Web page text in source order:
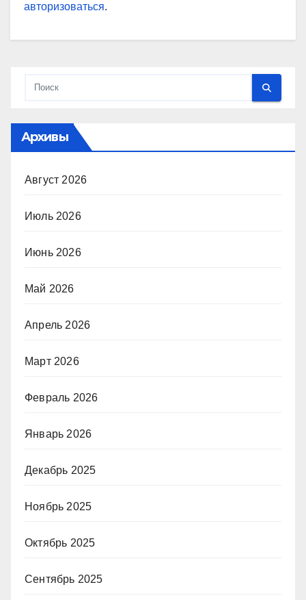
авторизоваться.
Архивы
Август 2026
Июль 2026
Июнь 2026
Май 2026
Апрель 2026
Март 2026
Февраль 2026
Январь 2026
Декабрь 2025
Ноябрь 2025
Октябрь 2025
Сентябрь 2025